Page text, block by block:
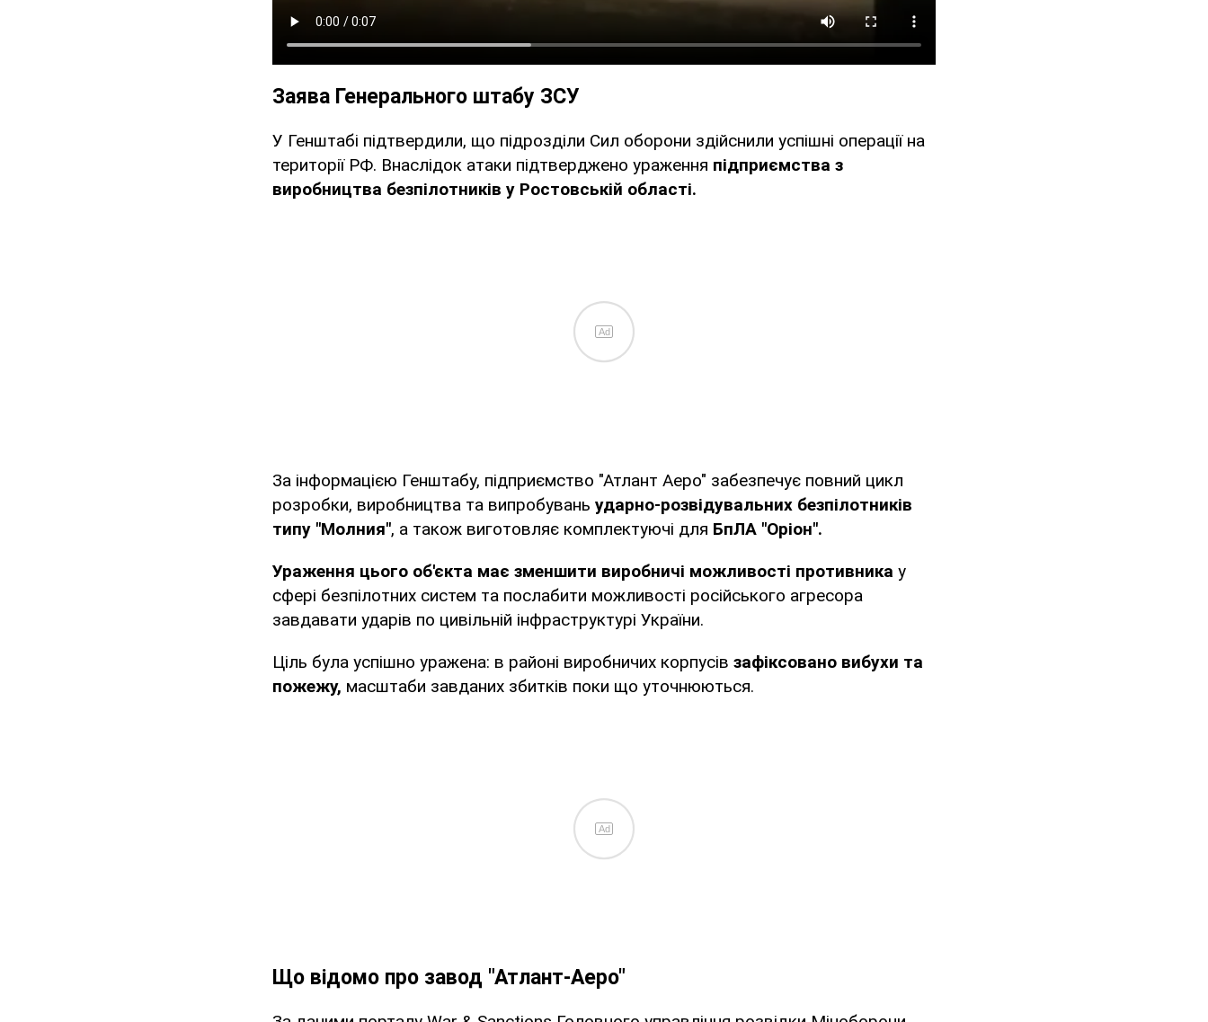
Заява Генерального штабу ЗСУ
У Генштабі підтвердили, що підрозділи Сил оборони здійснили успішні операції на
території РФ. Внаслідок атаки підтверджено ураження підприємства з
виробництва безпілотників у Ростовській області.
Ad
За інформацією Генштабу, підприємство "Атлант Аеро" забезпечує повний цикл
розробки, виробництва та випробувань ударно-розвідувальних безпілотників
типу "Молния", а також виготовляє комплектуючі для БпЛА "Оріон".
Ураження цього об'єкта має зменшити виробничі можливості противника у
сфері безпілотних систем та послабити можливості російського агресора
завдавати ударів по цивільній інфраструктурі України.
Ціль була успішно уражена: в районі виробничих корпусів зафіксовано вибухи та
пожежу, масштаби завданих збитків поки що уточнюються.
Ad
Що відомо про завод "Атлант-Аеро"